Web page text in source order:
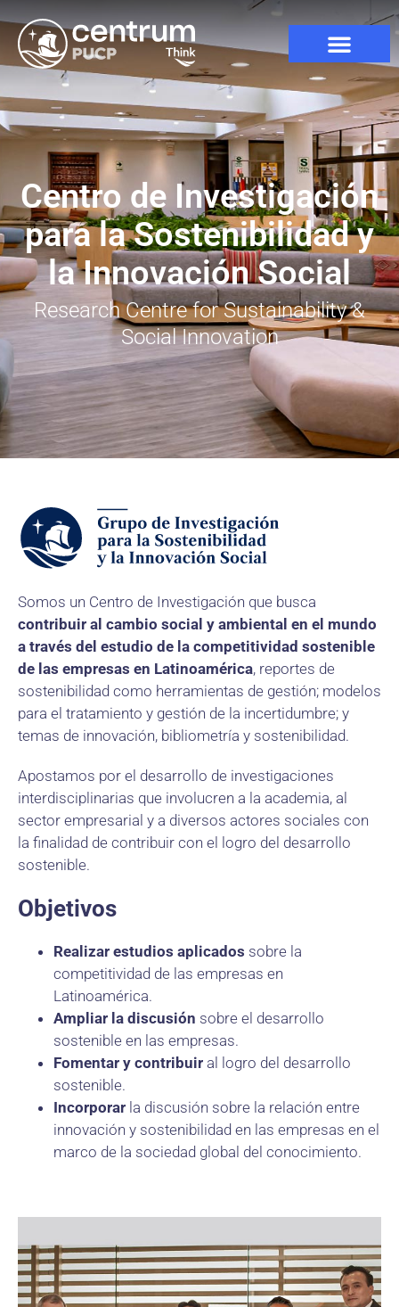
Centro de Investigación
para la Sostenibilidad y
la Innovación Social
Research Centre for Sustainability &
Social Innovation
Somos un Centro de Investigación que busca
contribuir al cambio social y ambiental en el mundo
a través del estudio de la competitividad sostenible
de las empresas en Latinoamérica, reportes de
sostenibilidad como herramientas de gestión; modelos
para el tratamiento y gestión de la incertidumbre; y
temas de innovación, bibliometría y sostenibilidad.
Apostamos por el desarrollo de investigaciones
interdisciplinarias que involucren a la academia, al
sector empresarial y a diversos actores sociales con
la finalidad de contribuir con el logro del desarrollo
sostenible.
Objetivos
Realizar estudios aplicados sobre la
competitividad de las empresas en
Latinoamérica.
Ampliar la discusión sobre el desarrollo
sostenible en las empresas.
Fomentar y contribuir al logro del desarrollo
sostenible.
Incorporar la discusión sobre la relación entre
innovación y sostenibilidad en las empresas en el
marco de la sociedad global del conocimiento.